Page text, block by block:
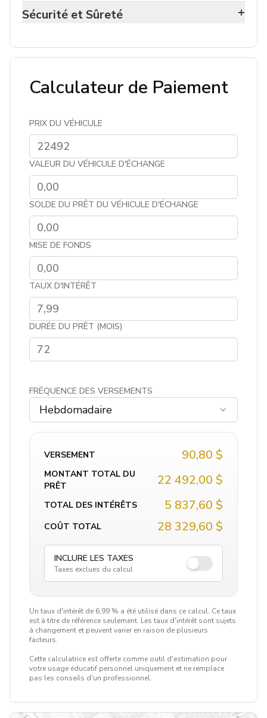
Sécurité et Sûreté +
Calculateur de Paiement
PRIX DU VÉHICULE
VALEUR DU VÉHICULE D'ÉCHANGE
SOLDE DU PRÊT DU VÉHICULE D'ÉCHANGE
MISE DE FONDS
TAUX D'INTÉRÊT
DURÉE DU PRÊT (MOIS)
FRÉQUENCE DES VERSEMENTS
Hebdomadaire
VERSEMENT 90,80 $
MONTANT TOTAL DU
PRÊT
22 492,00 $
TOTAL DES INTÉRÊTS 5 837,60 $
COÛT TOTAL 28 329,60 $
INCLURE LES TAXES
Taxes exclues du calcul
Un taux d'intérêt de 6,99 % a été utilisé dans ce calcul. Ce taux
est à titre de référence seulement. Les taux d'intérêt sont sujets
à changement et peuvent varier en raison de plusieurs
facteurs.
Cette calculatrice est offerte comme outil d'estimation pour
votre usage éducatif personnel uniquement et ne remplace
pas les conseils d'un professionnel.